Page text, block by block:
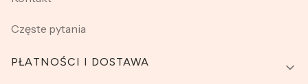
Częste pytania
PŁATNOŚCI I DOSTAWA